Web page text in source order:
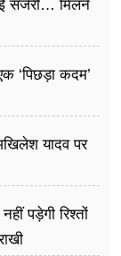
सर्जरी… मिलने
‘पिछड़ा कदम’
यादव पर
पड़ेगी रिश्तों